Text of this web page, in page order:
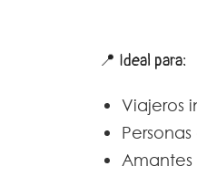
📍 Ideal para:
Viajeros